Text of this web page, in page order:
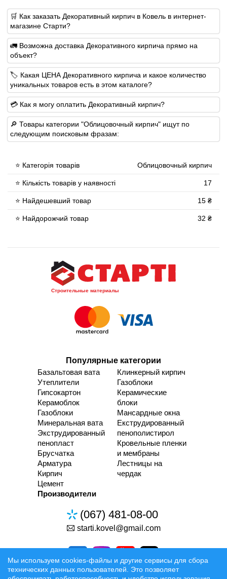
🛒 Как заказать Декоративный кирпич в Ковель в интернет-
магазине Старти?
🚛 Возможна доставка Декоративного кирпича прямо на
объект?
🏷 Какая ЦЕНА Декоративного кирпича и какое количество
уникальных товаров есть в этом каталоге?
💳 Как я могу оплатить Декоративный кирпич?
🔎 Товары категории "Облицовочный кирпич" ищут по
следующим поисковым фразам:
⭐ Категорія товарів Облицовочный кирпич
⭐ Кількість товарів у наявності 17
⭐ Найдешевший товар 15 ₴
⭐ Найдорожчий товар 32 ₴
Строительные материалы
Популярные категории
Базальтовая вата
Утеплители
Гипсокартон
Керамоблок
Газоблоки
Минеральная вата
Экструдированный
пенопласт
Брусчатка
Арматура
Кирпич
Цемент
Клинкерный кирпич
Газоблоки
Керамические
блоки
Мансардные окна
Екструдированный
пенополистирол
Кровельные пленки
и мембраны
Лестницы на
чердак
Производители
(067) 481-08-00
starti.kovel@gmail.com
Мы используем cookies-файлы и другие сервисы для сбора
технических данных пользователей. Это позволяет